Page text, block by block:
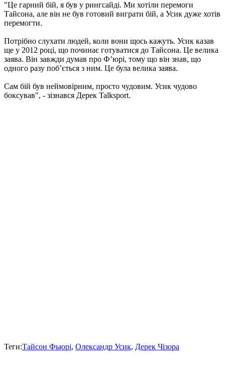
"Це гарний бій, я був у рингсайді. Ми хотіли перемоги
Тайсона, але він не був готовий виграти бій, а Усик дуже хотів
перемогти.
Потрібно слухати людей, коли вони щось кажуть. Усик казав
ще у 2012 році, що починає готуватися до Тайсона. Це велика
заява. Він завжди думав про Ф’юрі, тому що він знав, що
одного разу поб’ється з ним. Це була велика заява.
Сам бій був неймовірним, просто чудовим. Усик чудово
боксував", - зізнався Дерек Talksport.
Теги:Тайсон Фьюрі, Олександр Усик, Дерек Чізора